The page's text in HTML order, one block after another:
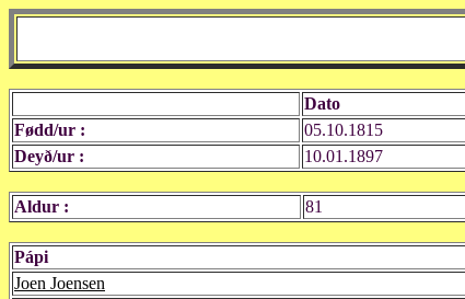
Dato
Fødd/ur :
05.10.1815
Deyð/ur :
10.01.1897
Aldur : 81
Pápi
Joen Joensen